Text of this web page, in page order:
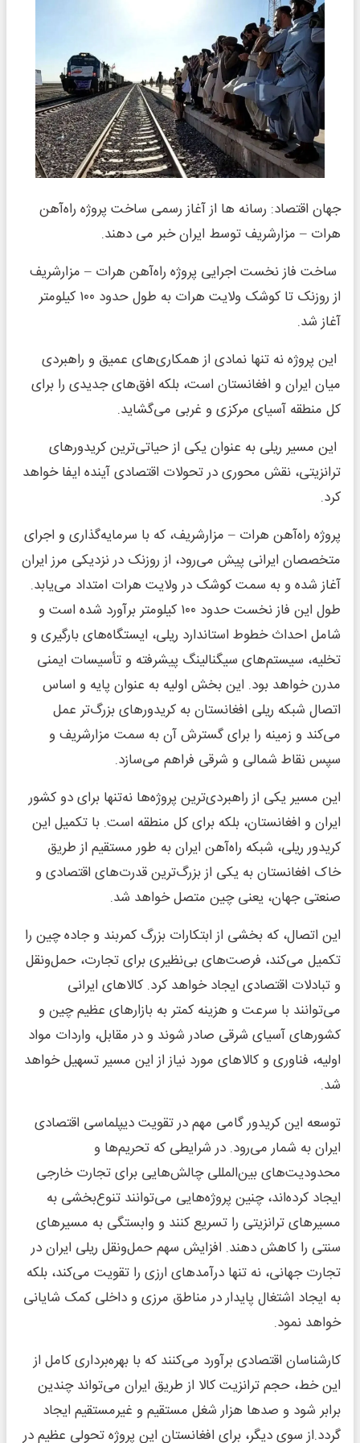
جهان اقتصاد: رسانه ها از آغاز رسمی ساخت پروژه راه‌آهن
هرات – مزارشریف توسط ایران خبر می دهند.
ساخت فاز نخست اجرایی پروژه راه‌آهن هرات – مزارشریف
از روزنک تا کوشک ولایت هرات به طول حدود ۱۰۰ کیلومتر
آغاز شد.
این پروژه نه تنها نمادی از همکاری‌های عمیق و راهبردی
میان ایران و افغانستان است، بلکه افق‌های جدیدی را برای
کل منطقه آسیای مرکزی و غربی می‌گشاید.
این مسیر ریلی به عنوان یکی از حیاتی‌ترین کریدورهای
ترانزیتی، نقش محوری در تحولات اقتصادی آینده ایفا خواهد
کرد.
پروژه راه‌آهن هرات – مزارشریف، که با سرمایه‌گذاری و اجرای
متخصصان ایرانی پیش می‌رود، از روزنک در نزدیکی مرز ایران
آغاز شده و به سمت کوشک در ولایت هرات امتداد می‌یابد.
طول این فاز نخست حدود ۱۰۰ کیلومتر برآورد شده است و
شامل احداث خطوط استاندارد ریلی، ایستگاه‌های بارگیری و
تخلیه، سیستم‌های سیگنالینگ پیشرفته و تأسیسات ایمنی
مدرن خواهد بود. این بخش اولیه به عنوان پایه و اساس
اتصال شبکه ریلی افغانستان به کریدورهای بزرگ‌تر عمل
می‌کند و زمینه را برای گسترش آن به سمت مزارشریف و
سپس نقاط شمالی و شرقی فراهم می‌سازد.
این مسیر یکی از راهبردی‌ترین پروژه‌ها نه‌تنها برای دو کشور
ایران و افغانستان، بلکه برای کل منطقه است. با تکمیل این
کریدور ریلی، شبکه راه‌آهن ایران به طور مستقیم از طریق
خاک افغانستان به یکی از بزرگ‌ترین قدرت‌های اقتصادی و
صنعتی جهان، یعنی چین متصل خواهد شد.
این اتصال، که بخشی از ابتکارات بزرگ کمربند و جاده چین را
تکمیل می‌کند، فرصت‌های بی‌نظیری برای تجارت، حمل‌ونقل
و تبادلات اقتصادی ایجاد خواهد کرد. کالاهای ایرانی
می‌توانند با سرعت و هزینه کمتر به بازارهای عظیم چین و
کشورهای آسیای شرقی صادر شوند و در مقابل، واردات مواد
اولیه، فناوری و کالاهای مورد نیاز از این مسیر تسهیل خواهد
شد.
توسعه این کریدور گامی مهم در تقویت دیپلماسی اقتصادی
ایران به شمار می‌رود. در شرایطی که تحریم‌ها و
محدودیت‌های بین‌المللی چالش‌هایی برای تجارت خارجی
ایجاد کرده‌اند، چنین پروژه‌هایی می‌توانند تنوع‌بخشی به
مسیرهای ترانزیتی را تسریع کنند و وابستگی به مسیرهای
سنتی را کاهش دهند. افزایش سهم حمل‌ونقل ریلی ایران در
تجارت جهانی، نه تنها درآمدهای ارزی را تقویت می‌کند، بلکه
به ایجاد اشتغال پایدار در مناطق مرزی و داخلی کمک شایانی
خواهد نمود.
کارشناسان اقتصادی برآورد می‌کنند که با بهره‌برداری کامل از
این خط، حجم ترانزیت کالا از طریق ایران می‌تواند چندین
برابر شود و صدها هزار شغل مستقیم و غیرمستقیم ایجاد
گردد.از سوی دیگر، برای افغانستان این پروژه تحولی عظیم در